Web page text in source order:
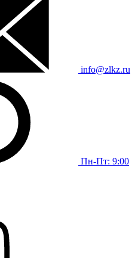
info@zlkz.ru
Пн-Пт: 9:00